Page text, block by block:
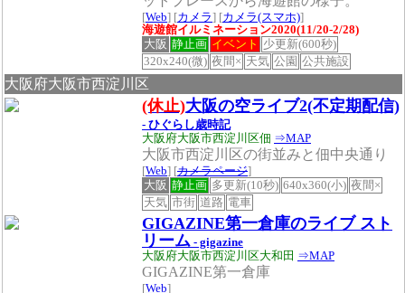
[Web] [カメラ] [カメラ(スマホ)]
海遊館イルミネーション2020(11/20-2/28)
大阪 静止画 イベント 少更新(600秒)
320x240(微) 夜間× 天気 公園 公共施設
大阪府大阪市西淀川区
(休止)大阪の空ライブ2(不定期配信)
- ひぐらし歳時記
大阪府大阪市西淀川区佃 ⇒MAP
大阪市西淀川区の街並みと佃中央通り
[Web] [カメラページ]
大阪 静止画 多更新(10秒) 640x360(小) 夜間×
天気 市街 道路 電車
GIGAZINE第一倉庫のライブ スト
リーム - gigazine
大阪府大阪市西淀川区大和田 ⇒MAP
GIGAZINE第一倉庫
[Web]